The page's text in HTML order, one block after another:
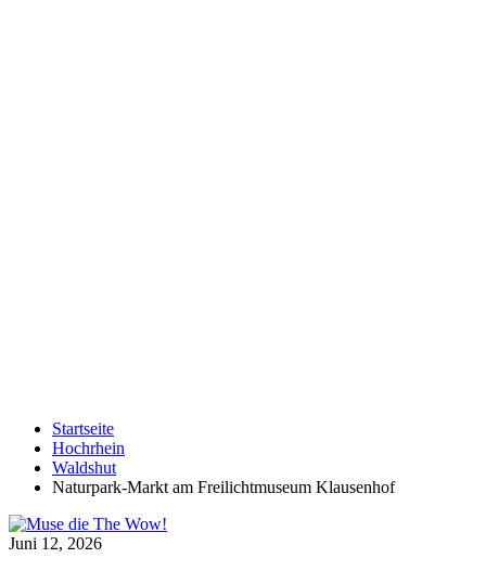
Startseite
Hochrhein
Waldshut
Naturpark-Markt am Freilichtmuseum Klausenhof
Juni 12, 2026